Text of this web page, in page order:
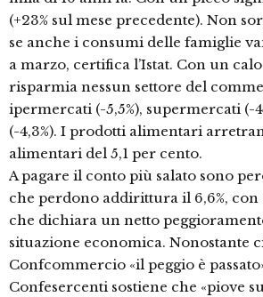
(+23% sul mese precedente). Non
se anche i consumi delle famiglie
a marzo, certifica l’Istat. Con un
risparmia nessun settore del
ipermercati (-5,5%), supermercati (-
(-4,3%). I prodotti alimentari
alimentari del 5,1 per cento.
A pagare il conto più salato sono
che perdono addirittura il 6,6%, con
che dichiara un netto
situazione economica. Nonostante
Confcommercio «il peggio è
Confesercenti sostiene che «piove